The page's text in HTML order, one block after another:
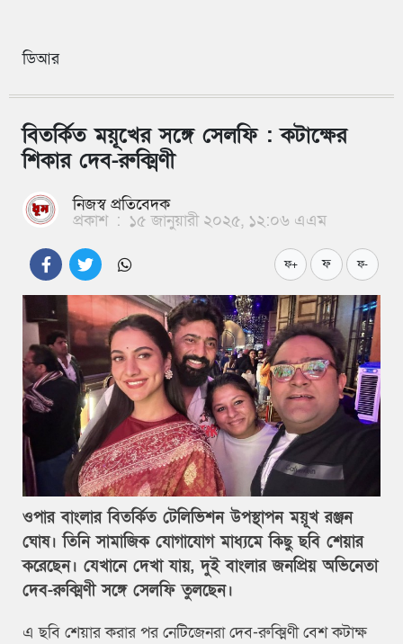
ডিআর
বিতর্কিত ময়ূখের সঙ্গে সেলফি : কটাক্ষের
শিকার দেব-রুক্মিণী
নিজস্ব প্রতিবেদক
প্রকাশ : ১৫ জানুয়ারী ২০২৫, ১২:০৬ এএম
ফ+ ফ ফ-
ওপার বাংলার বিতর্কিত টেলিভিশন উপস্থাপন ময়ূখ রঞ্জন
ঘোষ। তিনি সামাজিক যোগাযোগ মাধ্যমে কিছু ছবি শেয়ার
করেছেন। যেখানে দেখা যায়, দুই বাংলার জনপ্রিয় অভিনেতা
দেব-রুক্মিণী সঙ্গে সেলফি তুলছেন।
এ ছবি শেয়ার করার পর নেটিজেনরা দেব-রুক্মিণী বেশ কটাক্ষ